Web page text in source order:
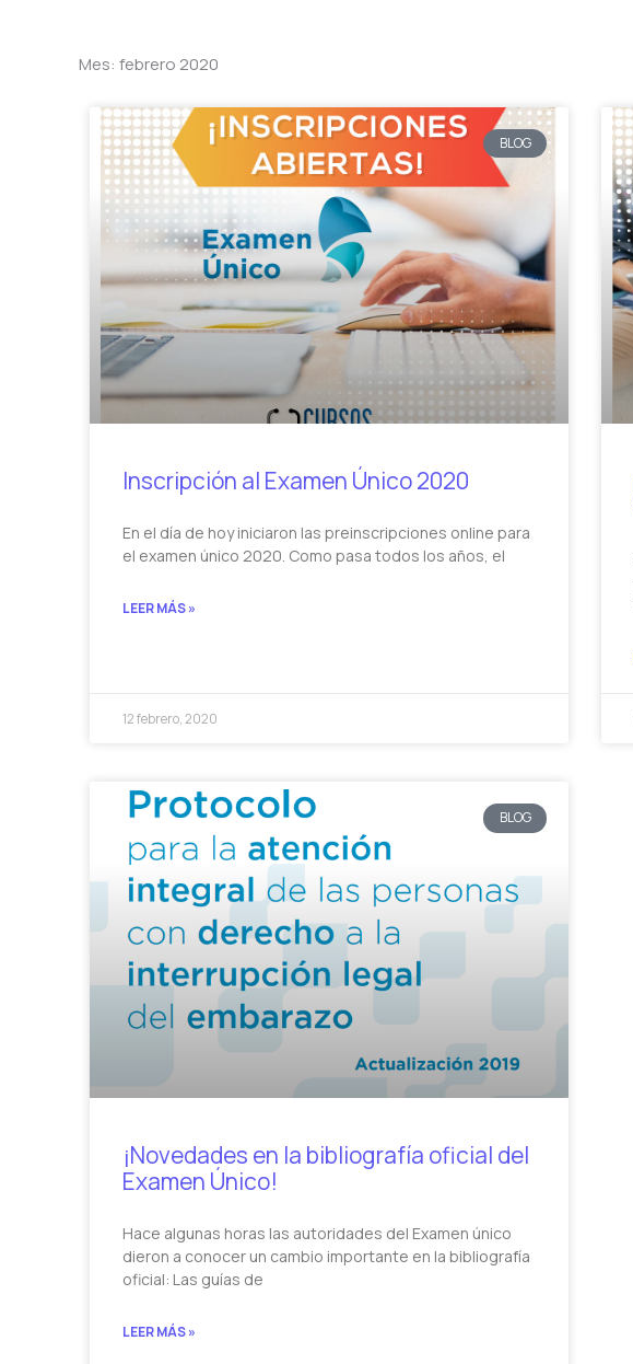
Mes: febrero 2020
BLOG
Inscripción al Examen Único 2020
En el día de hoy iniciaron las preinscripciones online para
el examen único 2020. Como pasa todos los años, el
LEER MÁS »
12 febrero, 2020
BLOG
¡Novedades en la bibliografía oficial del
Examen Único!
Hace algunas horas las autoridades del Examen único
dieron a conocer un cambio importante en la bibliografía
oficial: Las guías de
LEER MÁS »